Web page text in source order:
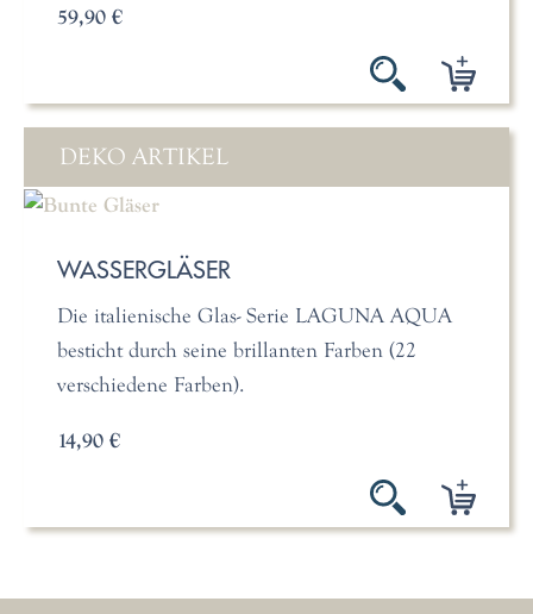
59,90 €
DEKO ARTIKEL
WASSERGLÄSER
Die italienische Glas- Serie LAGUNA AQUA
besticht durch seine brillanten Farben (22
verschiedene Farben).
14,90 €